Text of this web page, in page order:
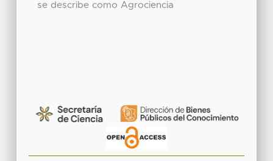
se describe como Agrociencia